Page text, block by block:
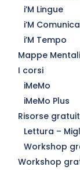
i’M Lingue
i’M
i’M Tempo
Mappe Mentali
I corsi
iMeMo
iMeMo Plus
Risorse
Lettura –
Workshop
Workshop